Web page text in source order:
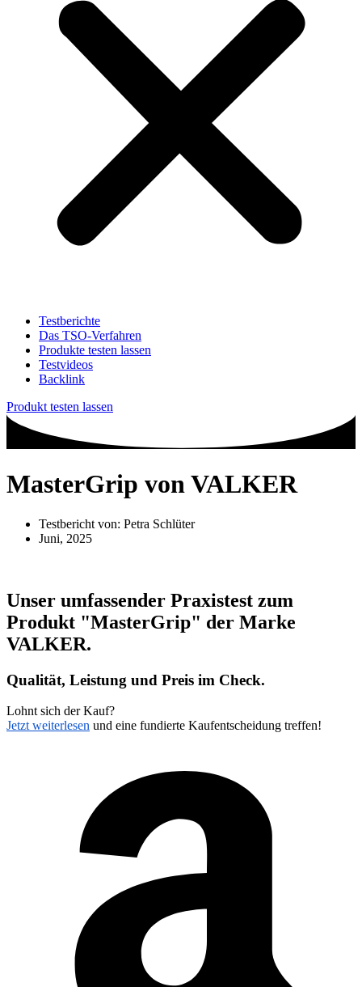
Testberichte
Das TSO-Verfahren
Produkte testen lassen
Testvideos
Backlink
Produkt testen lassen
MasterGrip von VALKER
Testbericht von: Petra Schlüter
Juni, 2025
Unser umfassender Praxistest zum
Produkt "MasterGrip" der Marke
VALKER.
Qualität, Leistung und Preis im Check.
Lohnt sich der Kauf?
Jetzt weiterlesen und eine fundierte Kaufentscheidung treffen!